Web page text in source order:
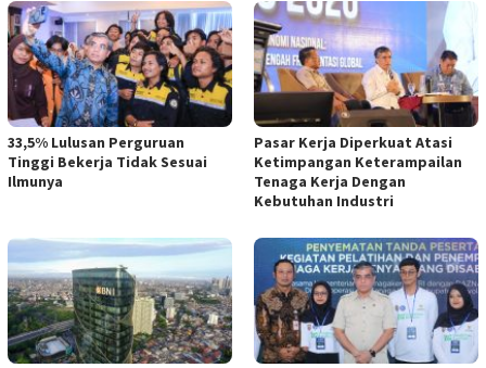
33,5% Lulusan Perguruan
Tinggi Bekerja Tidak Sesuai
Ilmunya
Pasar Kerja Diperkuat Atasi
Ketimpangan Keterampailan
Tenaga Kerja Dengan
Kebutuhan Industri